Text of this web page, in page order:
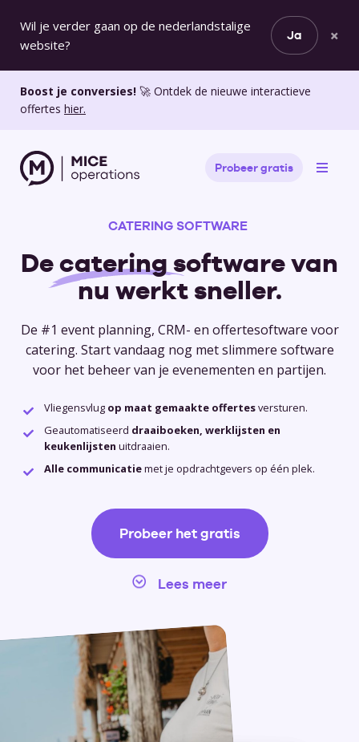
Wil je verder gaan op de nederlandstalige
website?
Ja ×
Boost je conversies! 🚀 Ontdek de nieuwe interactieve
offertes hier.
Probeer gratis
CATERING SOFTWARE
Decatering softwarevan
nu werkt sneller.
De #1 event planning, CRM- en offertesoftware voor
catering. Start vandaag nog met slimmere software
voor het beheer van je evenementen en partijen.
Vliegensvlug op maat gemaakte offertesversturen.
Geautomatiseerd draaiboeken, werklijsten en
keukenlijsten uitdraaien.
Alle communicatiemet je opdrachtgevers op één plek.
Probeer het gratis
Lees meer